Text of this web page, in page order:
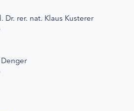
Dr. rer. nat. Klaus Kusterer